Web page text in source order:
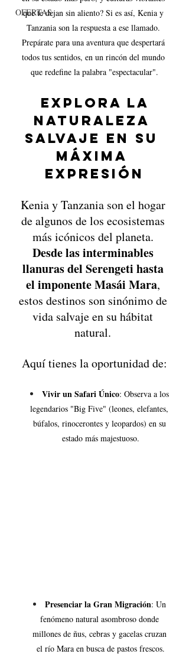
OFERTAS
que te dejan sin aliento? Si es así, Kenia y
Tanzania son la respuesta a ese llamado.
Prepárate para una aventura que despertará
todos tus sentidos, en un rincón del mundo
que redefine la palabra "espectacular".
Explora la
Naturaleza
Salvaje en su
Máxima
Expresión
Kenia y Tanzania son el hogar
de algunos de los ecosistemas
más icónicos del planeta.
Desde las interminables
llanuras del Serengeti hasta
el imponente Masái Mara,
estos destinos son sinónimo de
vida salvaje en su hábitat
natural.
Aquí tienes la oportunidad de:
Vivir un Safari Único: Observa a los
legendarios "Big Five" (leones, elefantes,
búfalos, rinocerontes y leopardos) en su
estado más majestuoso.
Presenciar la Gran Migración: Un
fenómeno natural asombroso donde
millones de ñus, cebras y gacelas cruzan
el río Mara en busca de pastos frescos.